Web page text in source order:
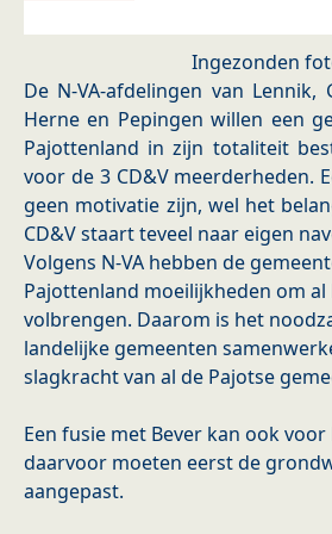
Ingezonden
De N-VA-afdelingen van Lennik,
Herne en Pepingen willen een
Pajottenland in zijn totaliteit
voor de 3 CD&V meerderheden.
geen motivatie zijn, wel het
CD&V staart teveel naar eigen
Volgens N-VA hebben de
Pajottenland moeilijkheden om
volbrengen. Daarom is het
landelijke gemeenten
slagkracht van al de Pajotse
Een fusie met Bever kan ook voor
daarvoor moeten eerst de
aangepast.